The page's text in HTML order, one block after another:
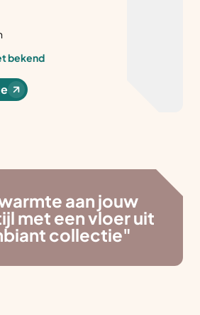
bekend
tapijt, vinyl vloeren
aan jouw
met een vloer uit
collectie"